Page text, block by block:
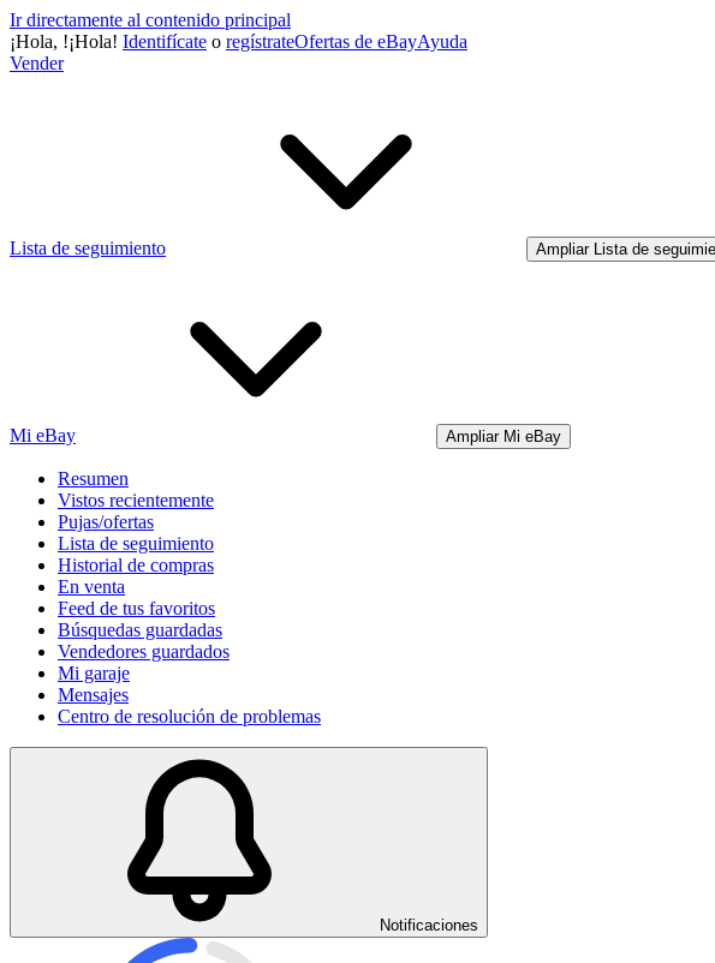
Ir directamente al contenido principal
¡Hola, !¡Hola! Identifícate o regístrateOfertas de eBayAyuda
Vender
Lista de seguimiento Ampliar Lista de
Mi eBay Ampliar Mi eBay
Resumen
Vistos recientemente
Pujas/ofertas
Lista de seguimiento
Historial de compras
En venta
Feed de tus favoritos
Búsquedas guardadas
Vendedores guardados
Mi garaje
Mensajes
Centro de resolución de problemas
Notificaciones